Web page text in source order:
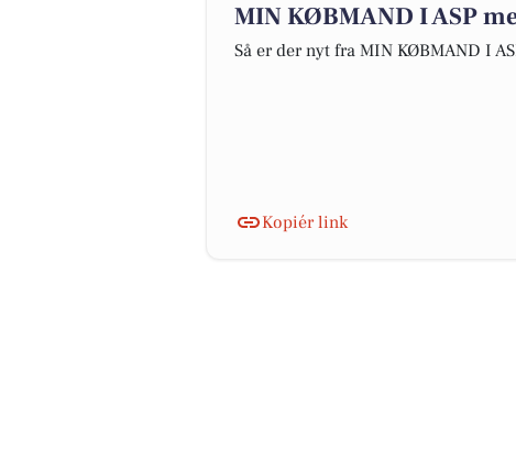
MIN KØBMAND I ASP
Så er der nyt fra MIN KØBMAND I
Kopiér link